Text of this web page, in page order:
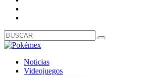
Noticias
Videojuegos